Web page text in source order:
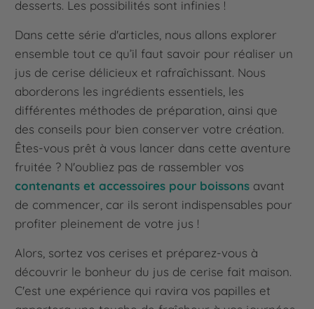
desserts. Les possibilités sont infinies !
Dans cette série d'articles, nous allons explorer
ensemble tout ce qu’il faut savoir pour réaliser un
jus de cerise délicieux et rafraîchissant. Nous
aborderons les ingrédients essentiels, les
différentes méthodes de préparation, ainsi que
des conseils pour bien conserver votre création.
Êtes-vous prêt à vous lancer dans cette aventure
fruitée ? N'oubliez pas de rassembler vos
contenants et accessoires pour boissons avant
de commencer, car ils seront indispensables pour
profiter pleinement de votre jus !
Alors, sortez vos cerises et préparez-vous à
découvrir le bonheur du jus de cerise fait maison.
C'est une expérience qui ravira vos papilles et